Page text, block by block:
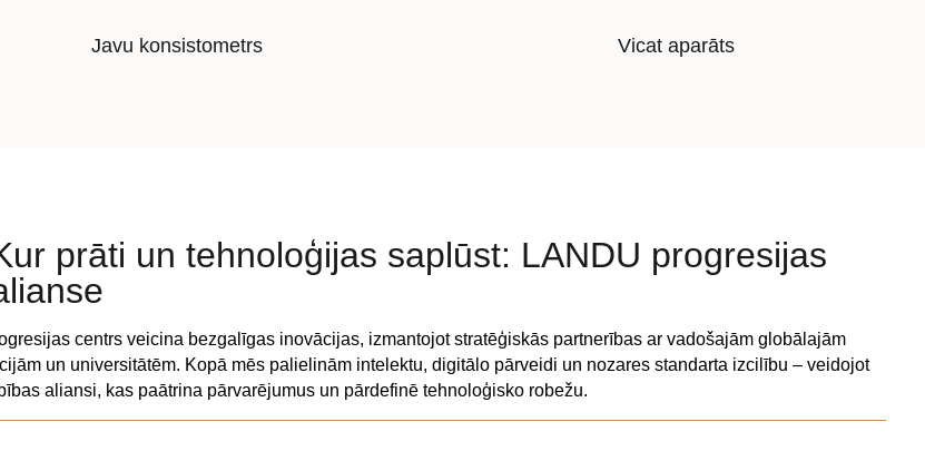
Javu konsistometrs Vicat aparāts
prāti un tehnoloģijas saplūst: LANDU progresijas
centrs veicina bezgalīgas inovācijas, izmantojot stratēģiskās partnerības ar vadošajām globālajām
un universitātēm. Kopā mēs palielinām intelektu, digitālo pārveidi un nozares standarta izcilību – veidojot
aliansi, kas paātrina pārvarējumus un pārdefinē tehnoloģisko robežu.